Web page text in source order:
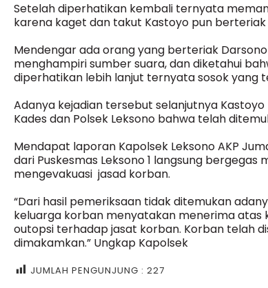
Setelah diperhatikan kembali ternyata
karena kaget dan takut Kastoyo pun
Mendengar ada orang yang berteriak
menghampiri sumber suara, dan diketahui
diperhatikan lebih lanjut ternyata sosok yang
Adanya kejadian tersebut selanjutnya
Kades dan Polsek Leksono bahwa telah
Mendapat laporan Kapolsek Leksono AKP
dari Puskesmas Leksono 1 langsung
mengevakuasi jasad korban.
“Dari hasil pemeriksaan tidak ditemukan
keluarga korban menyatakan menerima
outopsi terhadap jasat korban. Korban telah
dimakamkan.” Ungkap Kapolsek
JUMLAH PENGUNJUNG : 227